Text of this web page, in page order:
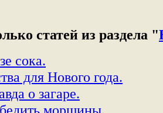
статей из раздела "
сока.
для Нового года.
о загаре.
морщины.